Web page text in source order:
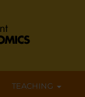
TEACHING